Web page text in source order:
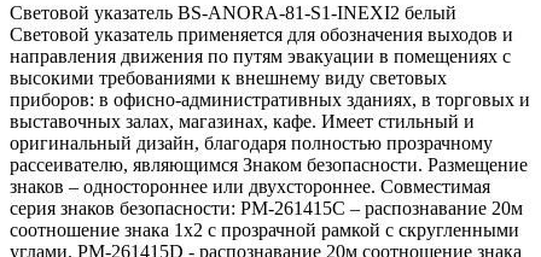
Световой указатель BS-ANORA-81-S1-INEXI2 белый
Световой указатель применяется для обозначения выходов и
направления движения по путям эвакуации в помещениях с
высокими требованиями к внешнему виду световых
приборов: в офисно-административных зданиях, в торговых и
выставочных залах, магазинах, кафе. Имеет стильный и
оригинальный дизайн, благодаря полностью прозрачному
рассеивателю, являющимся Знаком безопасности. Размещение
знаков – одностороннее или двухстороннее. Совместимая
серия знаков безопасности: PM-261415C – распознавание 20м
соотношение знака 1х2 с прозрачной рамкой с скругленными
углами. PM-261415D - распознавание 20м соотношение знака